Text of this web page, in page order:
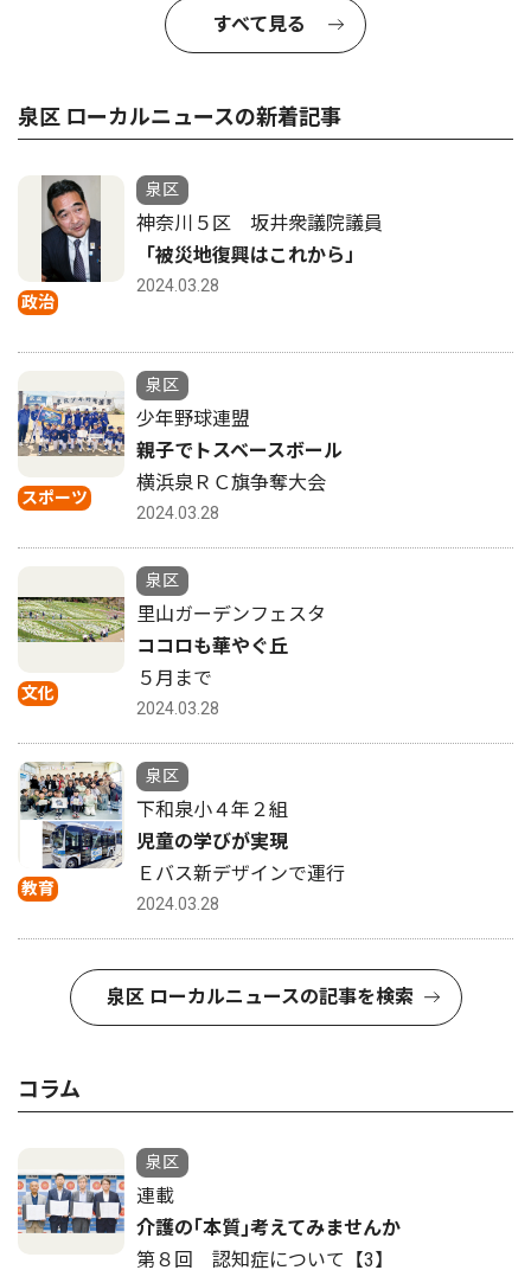
すべて見る
泉区 ローカルニュースの新着記事
政治
泉区
神奈川５区 坂井衆議院議員
「被災地復興はこれから」
2024.03.28
スポーツ
泉区
少年野球連盟
親子でトスベースボール
横浜泉ＲＣ旗争奪大会
2024.03.28
文化
泉区
里山ガーデンフェスタ
ココロも華やぐ丘
５月まで
2024.03.28
教育
泉区
下和泉小４年２組
児童の学びが実現
Ｅバス新デザインで運行
2024.03.28
泉区 ローカルニュースの記事を検索
コラム
泉区
連載
介護の｢本質｣考えてみませんか
第８回 認知症について【3】